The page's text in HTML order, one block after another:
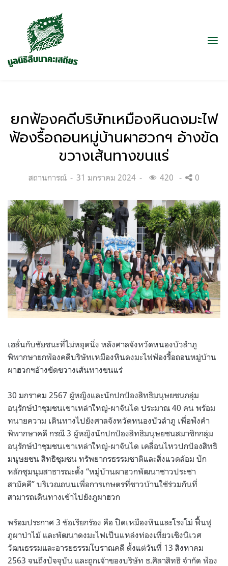
ยกฟ้องคดีบริษัทเหมืองหินดงมะไฟ
ฟ้องรื้อถอนหมู่บ้านผาฮวกฯ อ้างขัด
ขวางเส้นทางขนแร่
Categories:
สถานการณ์
Posted
31 มกราคม 2024 420 0
เฮลั่นกับชัยชนะที่ไม่หยุดนิ่ง หลังศาลจังหวัดหนองบัวลำภู
พิพากษายกฟ้องคดีบริษัทเหมืองหินดงมะไฟฟ้องรื้อถอนหมู่บ้าน
ผาฮวกฯอ้างขัดขวางเส้นทางขนแร่
30 มกราคม 2567 ผู้หญิงและนักปกป้องสิทธิมนุษยชนกลุ่ม
อนุรักษ์ป่าชุมชนเขาเหล่าใหญ่-ผาจันได ประมาณ 40 คน พร้อม
ทนายความ เดินทางไปยังศาลจังหวัดหนองบัวลำภู เพื่อฟังคำ
พิพากษาคดี กรณี 3 ผู้หญิงนักปกป้องสิทธิมนุษยชนสมาชิกกลุ่ม
อนุรักษ์ป่าชุมชนเขาเหล่าใหญ่-ผาจันได เคลื่อนไหวปกป้องสิทธิ
มนุษยชน สิทธิชุมชน ทรัพยากรธรรมชาติและสิ่งแวดล้อม ปัก
หลักชุมนุมสาธารณะตั้ง “หมู่บ้านผาฮวกพัฒนาชาวประชา
สามัคคี” บริเวณถนนเพื่อการเกษตรที่ชาวบ้านใช้ร่วมกันที่
สามารถเดินทางเข้าไปยังภูผาฮวก
พร้อมประกาศ 3 ข้อเรียกร้อง คือ ปิดเหมืองหินและโรงโม่ ฟื้นฟู
ภูผาป่าไม้ และพัฒนาดงมะไฟเป็นแหล่งท่องเที่ยวเชิงนิเวศ
วัฒนธรรมและอารยธรรมโบราณคดี ตั้งแต่วันที่ 13 สิงหาคม
2563 จนถึงปัจจุบัน และถูกเจ้าของบริษัท ธ.ศิลาสิทธิ จำกัด ฟ้อง